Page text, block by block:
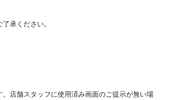
承ください。
店舗スタッフに使用済み画面のご提示が無い場